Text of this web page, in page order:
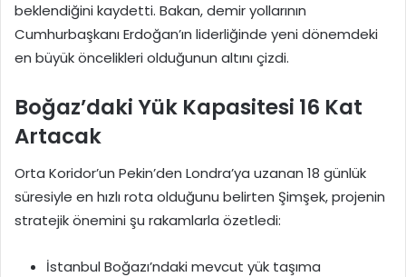
beklendiğini kaydetti. Bakan, demir yollarının
Cumhurbaşkanı Erdoğan’ın liderliğinde yeni dönemdeki
en büyük öncelikleri olduğunun altını çizdi.
Boğaz’daki Yük Kapasitesi 16 Kat
Artacak
Orta Koridor’un Pekin’den Londra’ya uzanan 18 günlük
süresiyle en hızlı rota olduğunu belirten Şimşek, projenin
stratejik önemini şu rakamlarla özetledi:
İstanbul Boğazı’ndaki mevcut yük taşıma